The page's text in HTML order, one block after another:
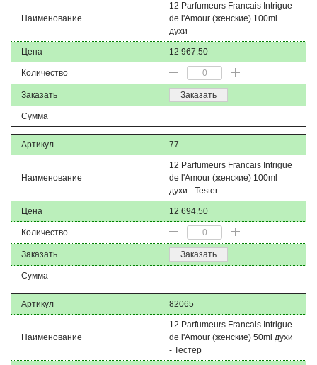
Наименование
12 Parfumeurs Francais Intrigue
de l'Amour (женские) 100ml
духи
Цена 12 967.50
Количество
Заказать Заказать
Сумма
Артикул 77
Наименование
12 Parfumeurs Francais Intrigue
de l'Amour (женские) 100ml
духи - Tester
Цена 12 694.50
Количество
Заказать Заказать
Сумма
Артикул 82065
Наименование
12 Parfumeurs Francais Intrigue
de l'Amour (женские) 50ml духи
- Тестер